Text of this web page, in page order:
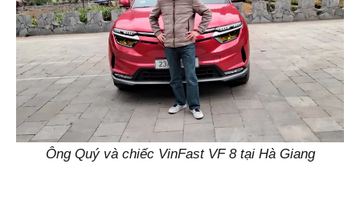
Ông Quý và chiếc VinFast VF 8 tại Hà Giang